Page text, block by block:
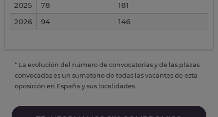
2025
78
181
2026
94 146
* La evolución del número de convocatorias y de las plazas
convocadas es un sumatorio de todas las vacantes de esta
oposición en España y sus localidades